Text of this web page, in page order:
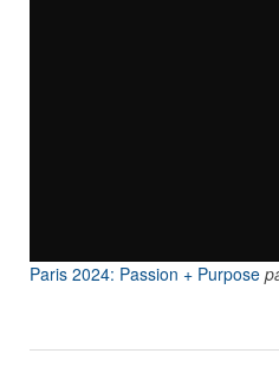
Paris 2024: Passion + Purpose